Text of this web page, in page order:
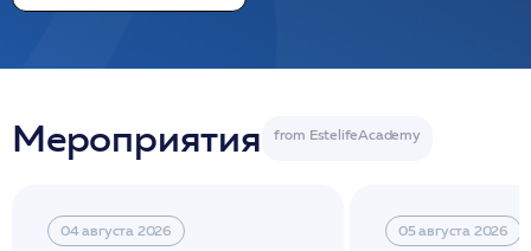
Мероприятия
04 августа 2026 05 августа 2026